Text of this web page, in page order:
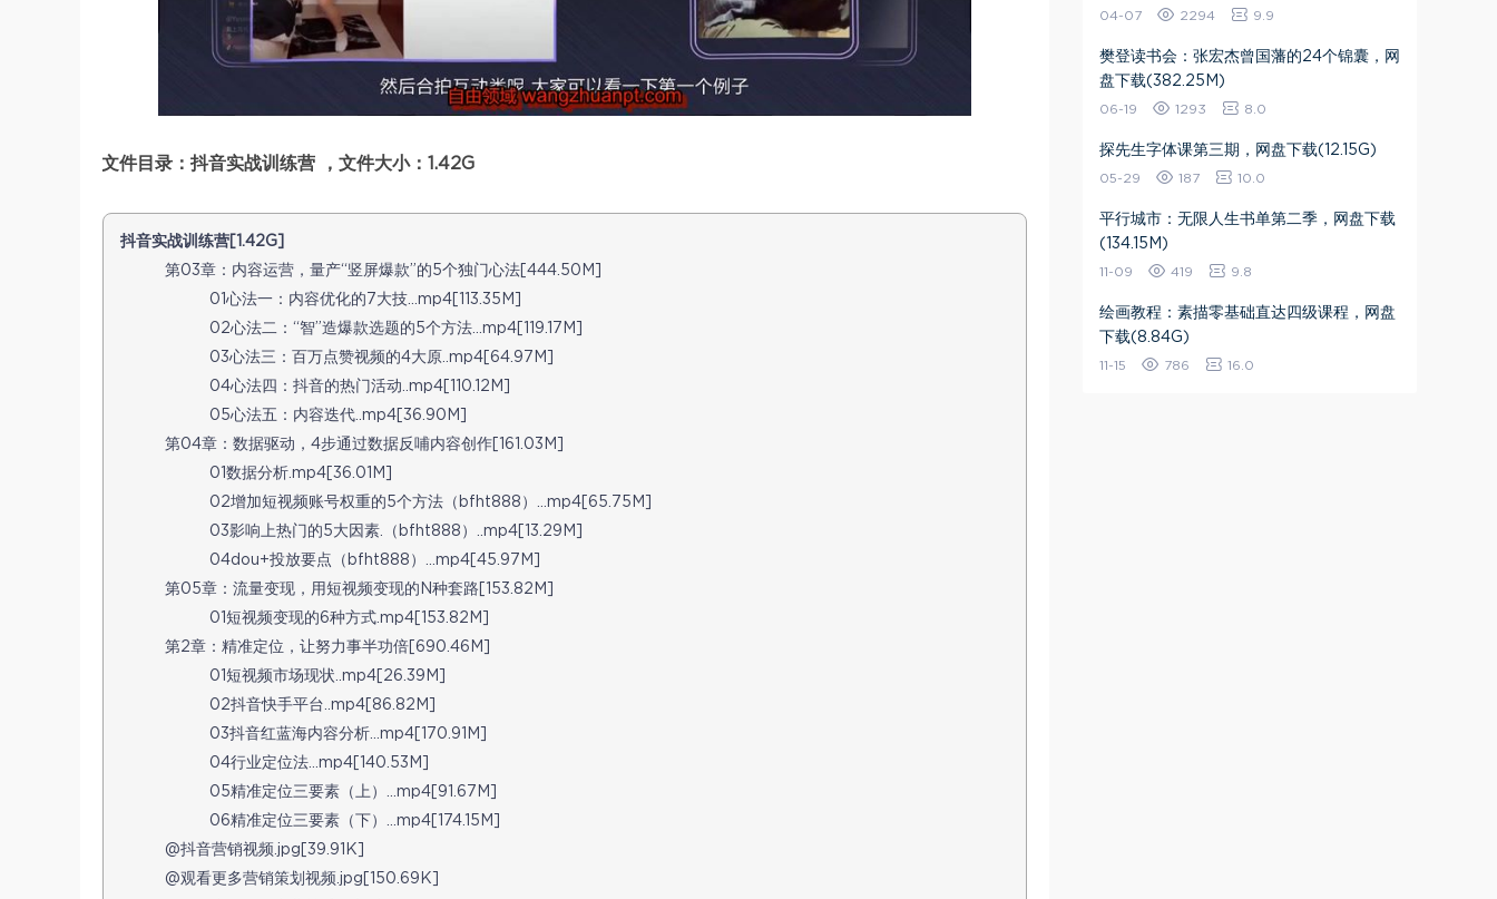
文件目录：抖音实战训练营 ，文件大小：1.42G
抖音实战训练营[1.42G]
第03章：内容运营，量产“竖屏爆款”的5个独门心法[444.50M]
01心法一：内容优化的7大技…mp4[113.35M]
02心法二：“智”造爆款选题的5个方法…mp4[119.17M]
03心法三：百万点赞视频的4大原..mp4[64.97M]
04心法四：抖音的热门活动..mp4[110.12M]
05心法五：内容迭代..mp4[36.90M]
第04章：数据驱动，4步通过数据反哺内容创作[161.03M]
01数据分析.mp4[36.01M]
02增加短视频账号权重的5个方法（bfht888）…mp4[65.75M]
03影响上热门的5大因素.（bfht888）..mp4[13.29M]
04dou+投放要点（bfht888）…mp4[45.97M]
第05章：流量变现，用短视频变现的N种套路[153.82M]
01短视频变现的6种方式.mp4[153.82M]
第2章：精准定位，让努力事半功倍[690.46M]
01短视频市场现状..mp4[26.39M]
02抖音快手平台..mp4[86.82M]
03抖音红蓝海内容分析…mp4[170.91M]
04行业定位法…mp4[140.53M]
05精准定位三要素（上）…mp4[91.67M]
06精准定位三要素（下）…mp4[174.15M]
@抖音营销视频.jpg[39.91K]
@观看更多营销策划视频.jpg[150.69K]
04-07 2294 9.9
樊登读书会：张宏杰曾国藩的24个锦囊，网
盘下载(382.25M)
06-19 1293 8.0
探先生字体课第三期，网盘下载(12.15G)
05-29 187 10.0
平行城市：无限人生书单第二季，网盘下载
(134.15M)
11-09 419 9.8
绘画教程：素描零基础直达四级课程，网盘
下载(8.84G)
11-15 786 16.0